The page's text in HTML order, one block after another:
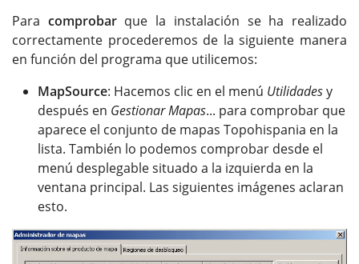
Para comprobar que la instalación se ha realizado
correctamente procederemos de la siguiente manera
en función del programa que utilicemos:
MapSource: Hacemos clic en el menú Utilidadesy
después en Gestionar Mapas... para comprobar que
aparece el conjunto de mapas Topohispania en la
lista. También lo podemos comprobar desde el
menú desplegable situado a la izquierda en la
ventana principal. Las siguientes imágenes aclaran
esto.